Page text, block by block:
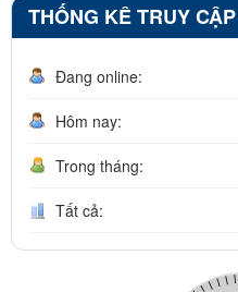
THỐNG KÊ TRUY CẬP
Đang online:
Hôm nay:
Trong tháng:
Tất cả: